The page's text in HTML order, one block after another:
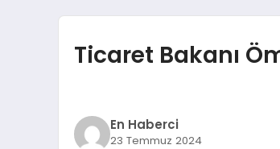
Ticaret Bakanı
En Haberci
23 Temmuz 2024